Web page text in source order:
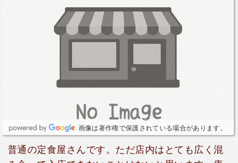
画像は著作権で保護されている場合があります。
普通の定食屋さんです。ただ店内はとても広く混